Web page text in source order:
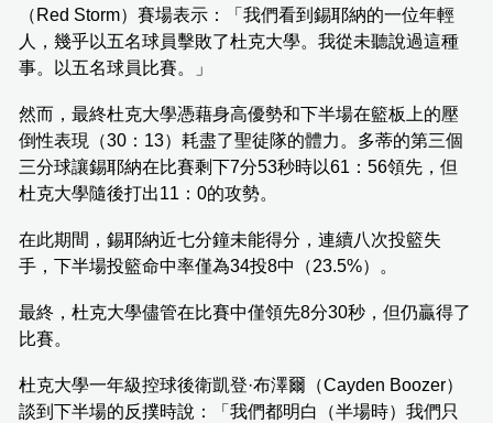
（Red Storm）賽場表示：「我們看到錫耶納的一位年輕
人，幾乎以五名球員擊敗了杜克大學。我從未聽說過這種
事。以五名球員比賽。」
然而，最終杜克大學憑藉身高優勢和下半場在籃板上的壓
倒性表現（30：13）耗盡了聖徒隊的體力。多蒂的第三個
三分球讓錫耶納在比賽剩下7分53秒時以61：56領先，但
杜克大學隨後打出11：0的攻勢。
在此期間，錫耶納近七分鐘未能得分，連續八次投籃失
手，下半場投籃命中率僅為34投8中（23.5%）。
最終，杜克大學儘管在比賽中僅領先8分30秒，但仍贏得了
比賽。
杜克大學一年級控球後衛凱登·布澤爾（Cayden Boozer）
談到下半場的反撲時說：「我們都明白（半場時）我們只